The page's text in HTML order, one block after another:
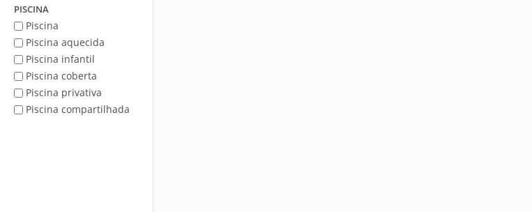
PISCINA
Piscina
Piscina aquecida
Piscina infantil
Piscina coberta
Piscina privativa
Piscina compartilhada